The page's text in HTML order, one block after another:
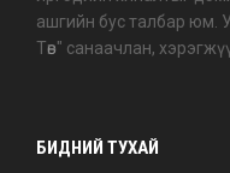
ашгийн бус талбар юм.
Төв" санаачлан,
БИДНИЙ ТУХАЙ